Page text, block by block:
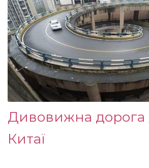
Дивовижна дорога
Китаї